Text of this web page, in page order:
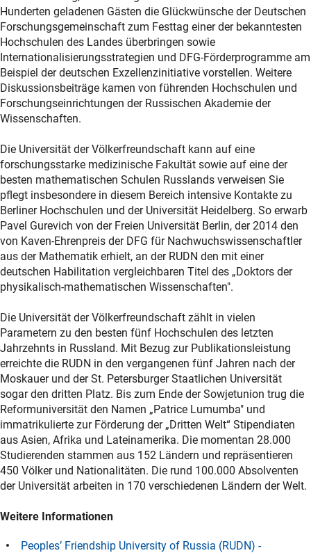
Hunderten geladenen Gästen die Glückwünsche der Deutschen
Forschungsgemeinschaft zum Festtag einer der bekanntesten
Hochschulen des Landes überbringen sowie
Internationalisierungsstrategien und DFG-Förderprogramme am
Beispiel der deutschen Exzellenzinitiative vorstellen. Weitere
Diskussionsbeiträge kamen von führenden Hochschulen und
Forschungseinrichtungen der Russischen Akademie der
Wissenschaften.
Die Universität der Völkerfreundschaft kann auf eine
forschungsstarke medizinische Fakultät sowie auf eine der
besten mathematischen Schulen Russlands verweisen Sie
pflegt insbesondere in diesem Bereich intensive Kontakte zu
Berliner Hochschulen und der Universität Heidelberg. So erwarb
Pavel Gurevich von der Freien Universität Berlin, der 2014 den
von Kaven-Ehrenpreis der DFG für Nachwuchswissenschaftler
aus der Mathematik erhielt, an der RUDN den mit einer
deutschen Habilitation vergleichbaren Titel des „Doktors der
physikalisch-mathematischen Wissenschaften".
Die Universität der Völkerfreundschaft zählt in vielen
Parametern zu den besten fünf Hochschulen des letzten
Jahrzehnts in Russland. Mit Bezug zur Publikationsleistung
erreichte die RUDN in den vergangenen fünf Jahren nach der
Moskauer und der St. Petersburger Staatlichen Universität
sogar den dritten Platz. Bis zum Ende der Sowjetunion trug die
Reformuniversität den Namen „Patrice Lumumba" und
immatrikulierte zur Förderung der „Dritten Welt“ Stipendiaten
aus Asien, Afrika und Lateinamerika. Die momentan 28.000
Studierenden stammen aus 152 Ländern und repräsentieren
450 Völker und Nationalitäten. Die rund 100.000 Absolventen
der Universität arbeiten in 170 verschiedenen Ländern der Welt.
Weitere Informationen
Peoples’ Friendship University of Russia (RUDN) -